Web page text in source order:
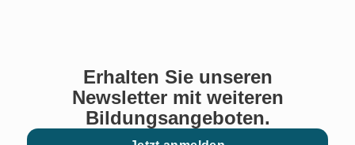
Erhalten Sie unseren
Newsletter mit weiteren
Bildungsangeboten.